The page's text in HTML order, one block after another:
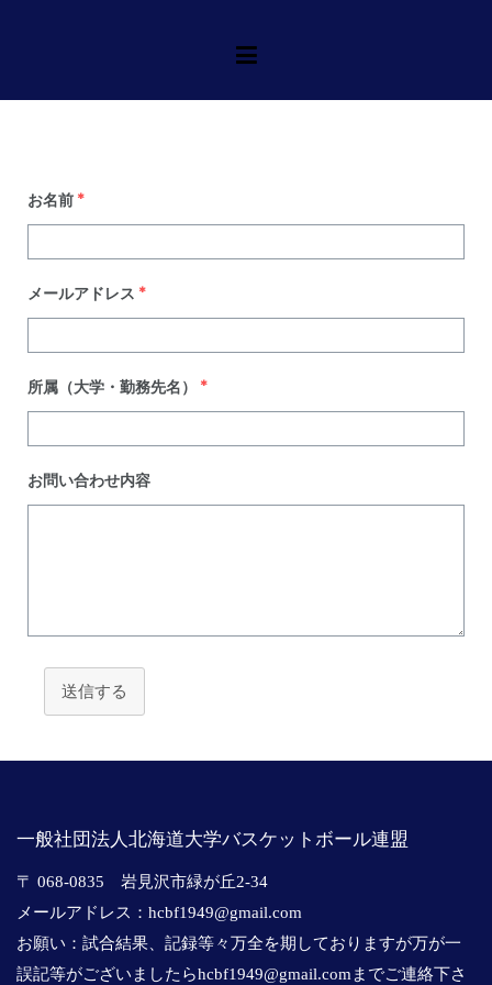
お名前 *
メールアドレス *
所属（大学・勤務先名） *
お問い合わせ内容
送信する
一般社団法人北海道大学バスケットボール連盟
〒 068-0835 岩見沢市緑が丘2-34
メールアドレス： hcbf1949@gmail.com
お願い：試合結果、 記録等々万全を期しておりますが万が一
誤記等がございましたらhcbf1949@gmail.comまでご連絡下さ